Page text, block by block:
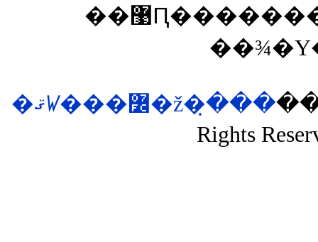
��޹Ԥ��������͡�ina�פ����Ĥ��뤽
�ޤꤿ���߼�ž�ּ�̣��
Rights